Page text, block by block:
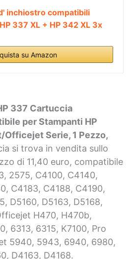
inchiostro compatibili
337 XL + HP 342 XL 3x
su Amazon
337 Cartuccia
per Stampanti HP
Serie, 1 Pezzo,
si trova in vendita sullo
di 11,40 euro, compatibile
2575, C4100, C4140,
C4183, C4188, C4190,
D5160, D5163, D5168,
H470, H470b,
6313, 6315, K7100, Pro
5940, 5943, 6940, 6980,
D4163, D4168.